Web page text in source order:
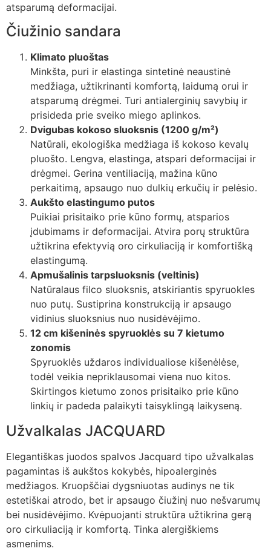
atsparumą deformacijai.
Čiužinio sandara
Klimato pluoštas
Minkšta, puri ir elastinga sintetinė neaustinė
medžiaga, užtikrinanti komfortą, laidumą orui ir
atsparumą drėgmei. Turi antialerginių savybių ir
prisideda prie sveiko miego aplinkos.
Dvigubas kokoso sluoksnis (1200 g/m²)
Natūrali, ekologiška medžiaga iš kokoso kevalų
pluošto. Lengva, elastinga, atspari deformacijai ir
drėgmei. Gerina ventiliaciją, mažina kūno
perkaitimą, apsaugo nuo dulkių erkučių ir pelėsio.
Aukšto elastingumo putos
Puikiai prisitaiko prie kūno formų, atsparios
įdubimams ir deformacijai. Atvira porų struktūra
užtikrina efektyvią oro cirkuliaciją ir komfortišką
elastingumą.
Apmušalinis tarpsluoksnis (veltinis)
Natūralaus filco sluoksnis, atskiriantis spyruokles
nuo putų. Sustiprina konstrukciją ir apsaugo
vidinius sluoksnius nuo nusidėvėjimo.
12 cm kišeninės spyruoklės su 7 kietumo
zonomis
Spyruoklės uždaros individualiose kišenėlėse,
todėl veikia nepriklausomai viena nuo kitos.
Skirtingos kietumo zonos prisitaiko prie kūno
linkių ir padeda palaikyti taisyklingą laikyseną.
Užvalkalas JACQUARD
Elegantiškas juodos spalvos Jacquard tipo užvalkalas
pagamintas iš aukštos kokybės, hipoalerginės
medžiagos. Kruopščiai dygsniuotas audinys ne tik
estetiškai atrodo, bet ir apsaugo čiužinį nuo nešvarumų
bei nusidėvėjimo. Kvėpuojanti struktūra užtikrina gerą
oro cirkuliaciją ir komfortą. Tinka alergiškiems
asmenims.